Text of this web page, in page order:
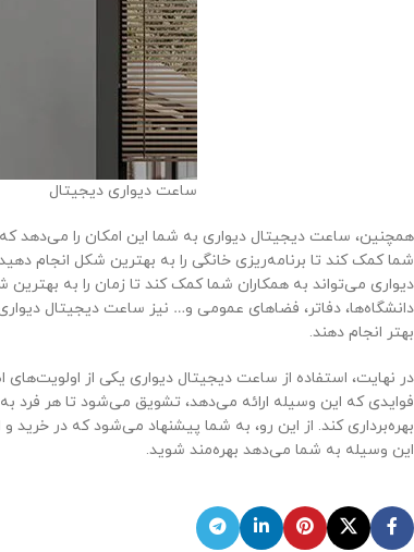
ساعت دیواری دیجیتال
همچنین، ساعت دیجیتال دیواری به شما این امکان را می‌دهد
شما کمک کند تا برنامه‌ریزی خانگی را به بهترین شکل انجام
دیواری می‌تواند به همکاران شما کمک کند تا زمان را به
دانشگاه‌ها، دفاتر، فضاهای عمومی و… نیز ساعت دیجیتال
بهتر انجام دهند.
در نهایت، استفاده از ساعت دیجیتال دیواری یکی از
فوایدی که این وسیله ارائه می‌دهد، تشویق می‌شود تا هر فرد
بهره‌برداری کند. از این رو، به شما پیشنهاد می‌شود که در
این وسیله به شما می‌دهد بهره‌مند شوید.